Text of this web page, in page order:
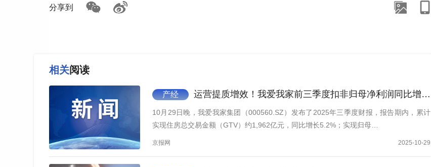
分享到
相关阅读
产经 运营提质增效！我爱我家前三季度扣非归母净利润同比增长174%
10月29日晚，我爱我家集团（000560.SZ）发布了2025年三季度财报，报告期内，累计
实现住房总交易金额（GTV）约1,962亿元，同比增长5.2%；实现归母…
京报网 2025-10-29